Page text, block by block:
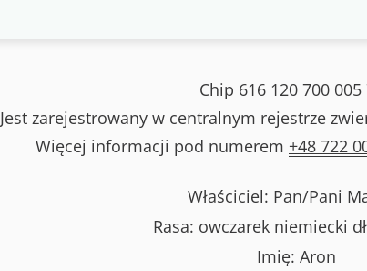
Chip 616 120 700 005
Jest zarejestrowany w centralnym rejestrze
Więcej informacji pod numerem +48 722
Właściciel: Pan/Pani
Rasa: owczarek niemiecki
Imię: Aron